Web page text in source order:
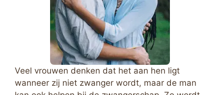
Veel vrouwen denken dat het aan hen ligt
wanneer zij niet zwanger wordt, maar de man